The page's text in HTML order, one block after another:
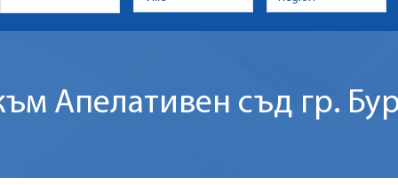
Апелативен съд гр.